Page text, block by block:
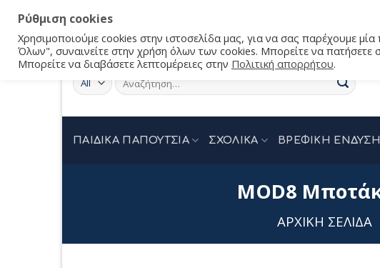
Αναζήτηση
για:
ΠΑΙΔΙΚΑ ΠΑΠΟΥΤΣΙΑ ΣΧΟΛΙΚΑ ΒΡΕΦΙΚΗ
MOD8
ΑΡΧΙΚΉ ΣΕΛΊΔΑ
Ρύθμιση cookies
Χρησιμοποιούμε cookies στην ιστοσελίδα μας, για να σας παρέχουμε
Όλων", συναινείτε στην χρήση όλων των cookies. Μπορείτε να πατήσετε
Μπορείτε να διαβάσετε λεπτομέρειες στην Πολιτική απορρήτου.